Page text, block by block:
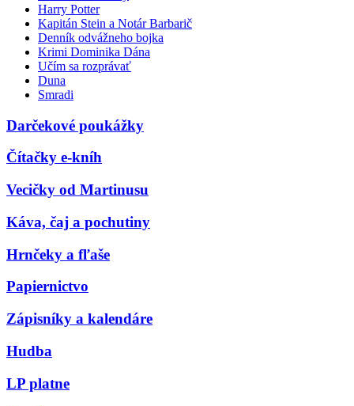
Harry Potter
Kapitán Stein a Notár Barbarič
Denník odvážneho bojka
Krimi Dominika Dána
Učím sa rozprávať
Duna
Smradi
Darčekové poukážky
Čítačky e-kníh
Vecičky od Martinusu
Káva, čaj a pochutiny
Hrnčeky a fľaše
Papiernictvo
Zápisníky a kalendáre
Hudba
LP platne